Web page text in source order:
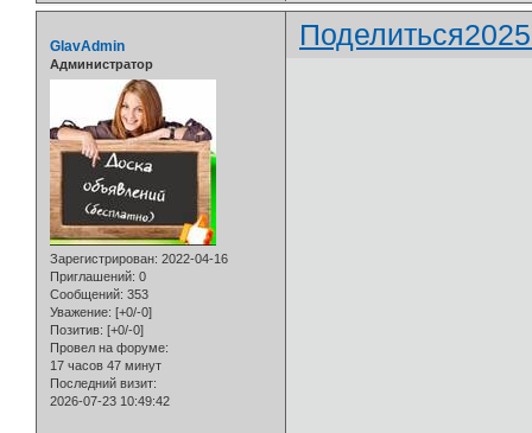
Поделиться
GlavAdmin
Администратор
Зарегистрирован: 2022-04-16
Приглашений: 0
Сообщений: 353
Уважение: [+0/-0]
Позитив: [+0/-0]
Провел на форуме:
17 часов 47 минут
Последний визит:
2026-07-23 10:49:42